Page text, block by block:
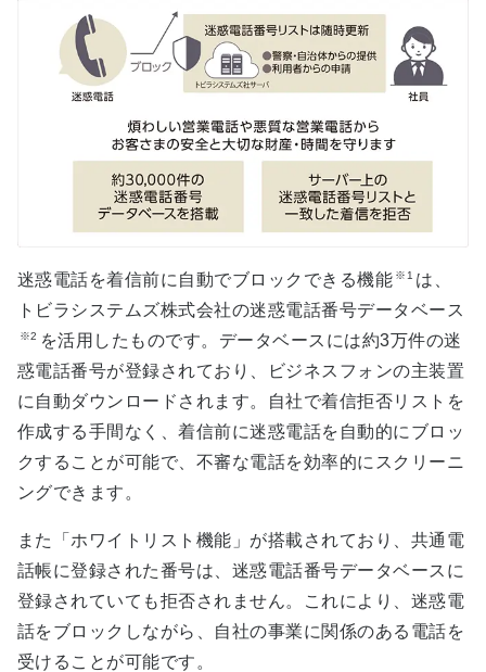
迷惑電話を着信前に自動でブロックできる機能 ※1 は、
トビラシステムズ株式会社の迷惑電話番号データベース
※2 を活用したものです。データベースには約3万件の迷
惑電話番号が登録されており、ビジネスフォンの主装置
に自動ダウンロードされます。自社で着信拒否リストを
作成する手間なく、着信前に迷惑電話を自動的にブロッ
クすることが可能で、不審な電話を効率的にスクリーニ
ングできます。
また「ホワイトリスト機能」が搭載されており、共通電
話帳に登録された番号は、迷惑電話番号データベースに
登録されていても拒否されません。これにより、迷惑電
話をブロックしながら、自社の事業に関係のある電話を
受けることが可能です。